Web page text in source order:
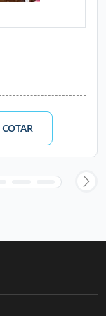
COTAR